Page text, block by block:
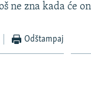
ne zna kada će
Odštampaj